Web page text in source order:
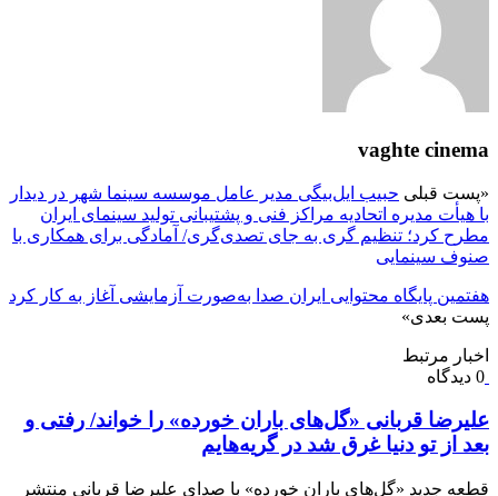
vaghte cinema
«پست قبلی حبیب ایل‌بیگی مدیر عامل موسسه سینما شهر در دیدار
با هیأت مدیره اتحادیه مراکز فنی و پشتیبانی تولید سینمای ایران
مطرح کرد؛ تنظیم گری به‌ جای تصدی‌گری/ آمادگی برای همکاری با
صنوف سینمایی
هفتمین پایگاه محتوایی ایران صدا به‌صورت آزمایشی آغاز به کار کرد
پست بعدی»
اخبار مرتبط
0 دیدگاه
علیرضا قربانی «گل‌های باران خورده» را خواند/ رفتی و
بعد از تو دنیا غرق شد در گریه‌هایم
قطعه جدید «گل‌های باران خورده» با صدای علیرضا قربانی منتشر